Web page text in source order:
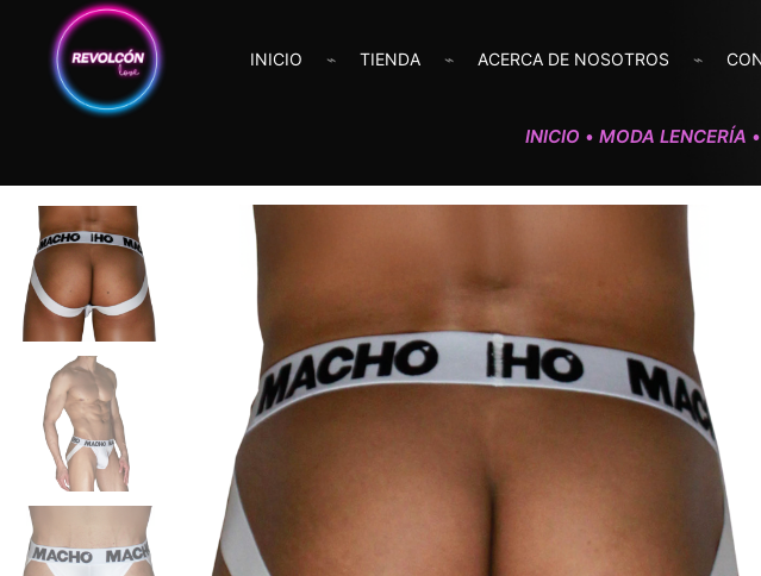
INICIO TIENDA ACERCA DE NOSOTROS
INICIO • MODA LENCERÍA •